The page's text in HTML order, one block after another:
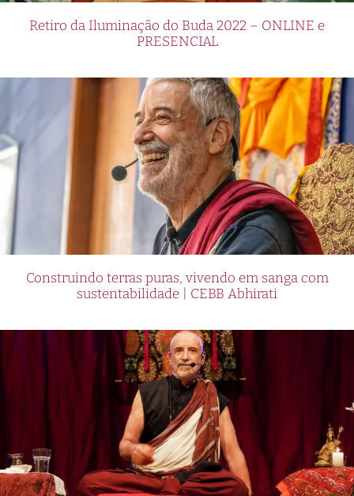
Retiro da Iluminação do Buda 2022 – ONLINE e
PRESENCIAL
Construindo terras puras, vivendo em sanga com
sustentabilidade | CEBB Abhirati